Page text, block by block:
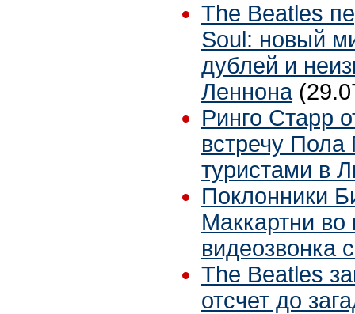
The Beatles
Soul: новый
дублей и
Леннона
Ринго Старр
встречу Пола
туристами в
Поклонники
Маккартни во
видеозвонка
The Beatles
отсчет до